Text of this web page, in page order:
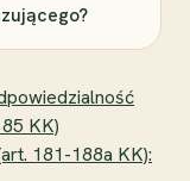
KK)
181-188a KK):